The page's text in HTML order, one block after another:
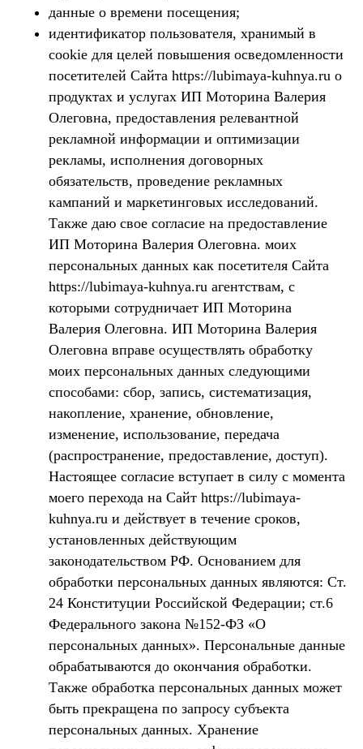
данные о времени посещения;
идентификатор пользователя, хранимый в
cookie для целей повышения осведомленности
посетителей Сайта https://lubimaya-kuhnya.ru о
продуктах и услугах ИП Моторина Валерия
Олеговна, предоставления релевантной
рекламной информации и оптимизации
рекламы, исполнения договорных
обязательств, проведение рекламных
кампаний и маркетинговых исследований.
Также даю свое согласие на предоставление
ИП Моторина Валерия Олеговна. моих
персональных данных как посетителя Сайта
https://lubimaya-kuhnya.ru агентствам, с
которыми сотрудничает ИП Моторина
Валерия Олеговна. ИП Моторина Валерия
Олеговна вправе осуществлять обработку
моих персональных данных следующими
способами: сбор, запись, систематизация,
накопление, хранение, обновление,
изменение, использование, передача
(распространение, предоставление, доступ).
Настоящее согласие вступает в силу с момента
моего перехода на Сайт https://lubimaya-
kuhnya.ru и действует в течение сроков,
установленных действующим
законодательством РФ. Основанием для
обработки персональных данных являются: Ст.
24 Конституции Российской Федерации; ст.6
Федерального закона №152-ФЗ «О
персональных данных». Персональные данные
обрабатываются до окончания обработки.
Также обработка персональных данных может
быть прекращена по запросу субъекта
персональных данных. Хранение